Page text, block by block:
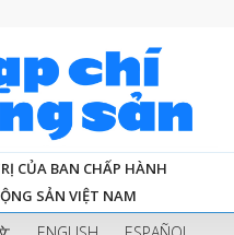
CỦA BAN CHẤP HÀNH
SẢN VIỆT NAM